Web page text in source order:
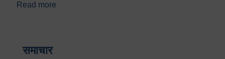
Read more
समाचार